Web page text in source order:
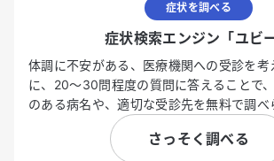
症状を調べる
症状検索エンジン「ユビー
体調に不安がある、医療機関への受診を考
に、20〜30問程度の質問に答えることで
のある病名や、適切な受診先を無料で調べ
さっそく調べる